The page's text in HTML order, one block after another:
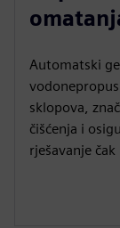
Automatski
sklopova,
čišćenja i
rješavanje